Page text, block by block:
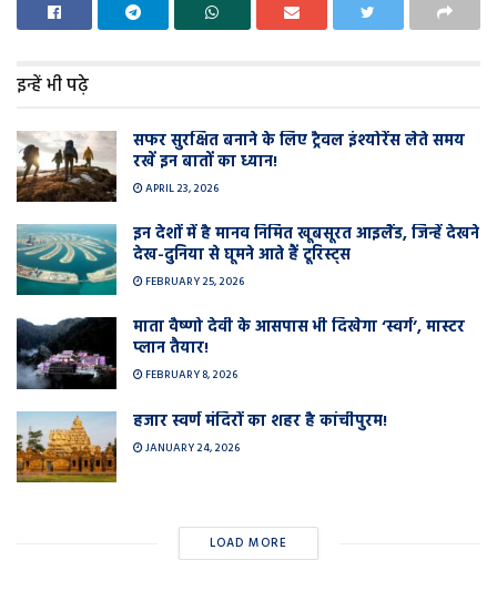
इन्हें भी पढ़े
सफर सुरक्षित बनाने के लिए ट्रैवल इंश्योरेंस लेते समय
रखें इन बातों का ध्यान!
APRIL 23, 2026
इन देशों में है मानव निर्मित खूबसूरत आइलैंड, जिन्हें देखने
देख-दुनिया से घूमने आते हैं टूरिस्ट्स
FEBRUARY 25, 2026
माता वैष्णो देवी के आसपास भी दिखेगा ‘स्वर्ग’, मास्टर
प्लान तैयार!
FEBRUARY 8, 2026
हजार स्वर्ण मंदिरों का शहर है कांचीपुरम!
JANUARY 24, 2026
LOAD MORE